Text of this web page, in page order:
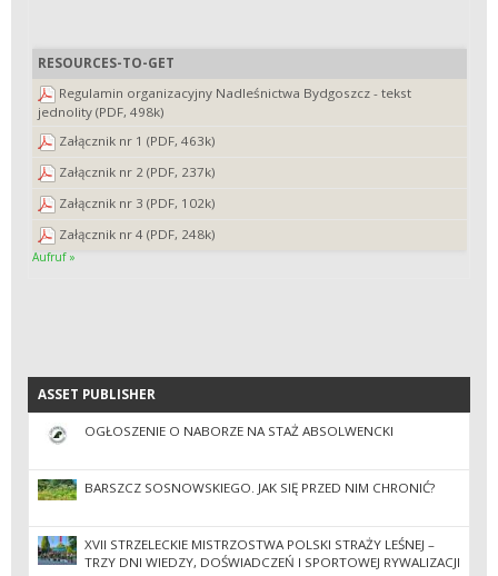
RESOURCES-TO-GET
Regulamin organizacyjny Nadleśnictwa Bydgoszcz - tekst
jednolity (PDF, 498k)
Załącznik nr 1 (PDF, 463k)
Załącznik nr 2 (PDF, 237k)
Załącznik nr 3 (PDF, 102k)
Załącznik nr 4 (PDF, 248k)
Aufruf »
ASSET PUBLISHER
ASSET PUBLISHER
OGŁOSZENIE O NABORZE NA STAŻ ABSOLWENCKI
BARSZCZ SOSNOWSKIEGO. JAK SIĘ PRZED NIM CHRONIĆ?
XVII STRZELECKIE MISTRZOSTWA POLSKI STRAŻY LEŚNEJ –
TRZY DNI WIEDZY, DOŚWIADCZEŃ I SPORTOWEJ RYWALIZACJI